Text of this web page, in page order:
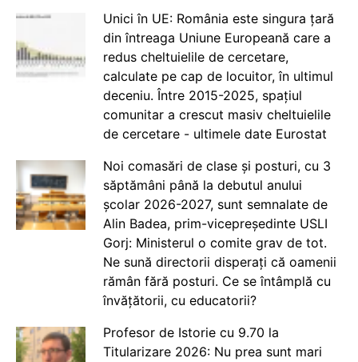
Unici în UE: România este singura țară
din întreaga Uniune Europeană care a
redus cheltuielile de cercetare,
calculate pe cap de locuitor, în ultimul
deceniu. Între 2015-2025, spațiul
comunitar a crescut masiv cheltuielile
de cercetare - ultimele date Eurostat
Noi comasări de clase și posturi, cu 3
săptămâni până la debutul anului
școlar 2026-2027, sunt semnalate de
Alin Badea, prim-vicepreședinte USLI
Gorj: Ministerul o comite grav de tot.
Ne sună directorii disperați că oamenii
rămân fără posturi. Ce se întâmplă cu
învățătorii, cu educatorii?
Profesor de Istorie cu 9.70 la
Titularizare 2026: Nu prea sunt mari